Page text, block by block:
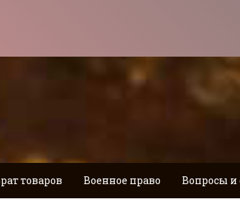
товаров Военное право Вопросы и